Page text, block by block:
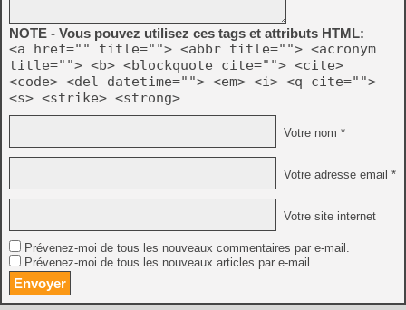
NOTE - Vous pouvez utilisez ces tags et attributs HTML:
<a href="" title=""> <abbr title=""> <acronym
title=""> <b> <blockquote cite=""> <cite>
<code> <del datetime=""> <em> <i> <q cite="">
<s> <strike> <strong>
Votre nom *
Votre adresse email *
Votre site internet
Prévenez-moi de tous les nouveaux commentaires par e-mail.
Prévenez-moi de tous les nouveaux articles par e-mail.